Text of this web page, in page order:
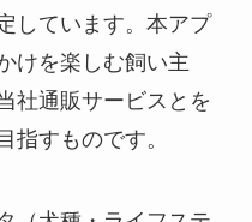
しています。本アプ
けを楽しむ飼い主
社通販サービスとを
指すものです。